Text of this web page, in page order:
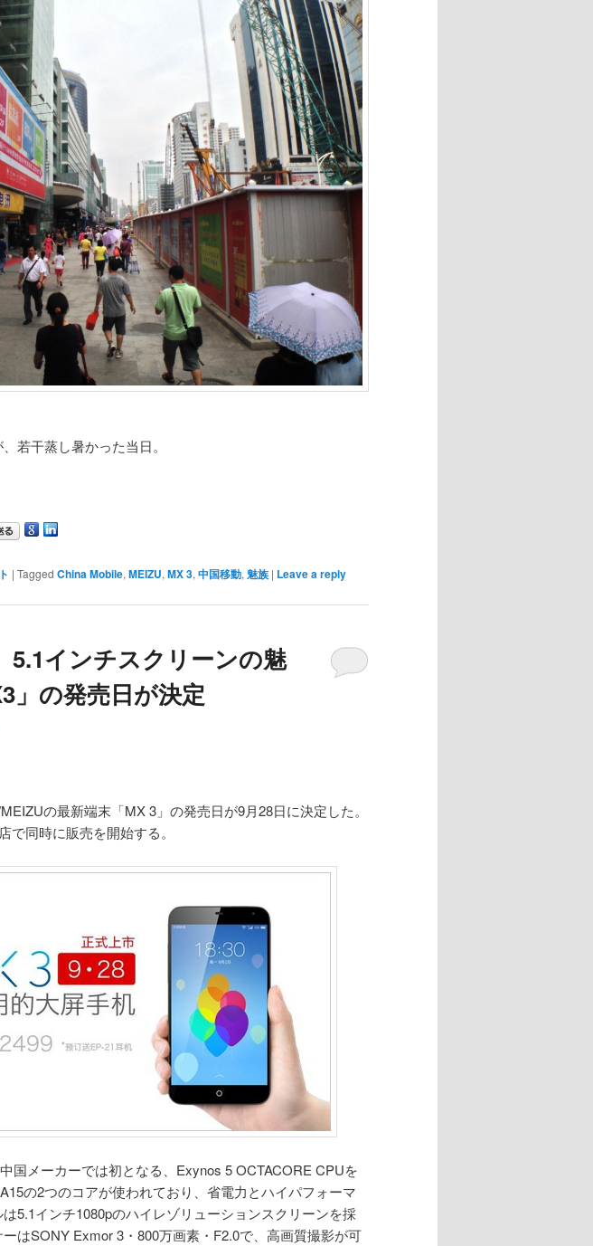
若干蒸し暑かった当日。
| Tagged China Mobile, MEIZU, MX 3, 中国移動, 魅族 | Leave a reply
5.1インチスクリーンの魅
」の発売日が決定
の最新端末「MX 3」の発売日が9月28日に決定した。
で同時に販売を開始する。
国メーカーでは初となる、Exynos 5 OCTACORE CPUを
の2つのコアが使われており、省電力とハイパフォーマ
5.1インチ1080pのハイレゾリューションスクリーンを採
はSONY Exmor 3・800万画素・F2.0で、高画質撮影が可